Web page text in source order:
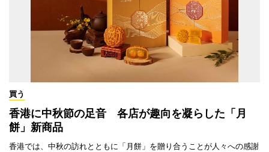
買う
香港に中秋節の足音 各店が趣向を凝らした「月
餅」新商品
香港では、中秋の訪れとともに「月餅」を贈り合うことが人々への感謝